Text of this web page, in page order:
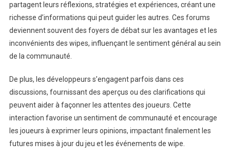
partagent leurs réflexions, stratégies et expériences, créant une
richesse d’informations qui peut guider les autres. Ces forums
deviennent souvent des foyers de débat sur les avantages et les
inconvénients des wipes, influençant le sentiment général au sein
de la communauté.
De plus, les développeurs s’engagent parfois dans ces
discussions, fournissant des aperçus ou des clarifications qui
peuvent aider à façonner les attentes des joueurs. Cette
interaction favorise un sentiment de communauté et encourage
les joueurs à exprimer leurs opinions, impactant finalement les
futures mises à jour du jeu et les événements de wipe.